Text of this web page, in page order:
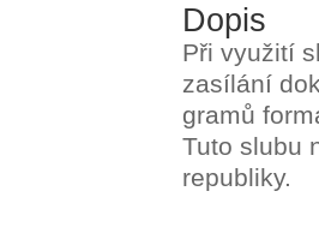
Dopis
Při využití
zasílání
gramů
Tuto slubu
republiky.